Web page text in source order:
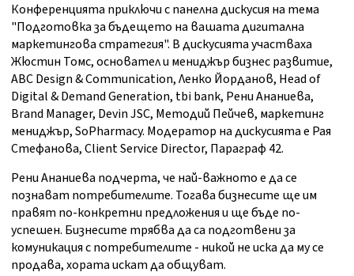
Конференцията приключи с панелна дискусия на тема
"Подготовка за бъдещето на вашата дигитална
маркетингова стратегия". В дискусията участваха
Жюстин Томс, основател и мениджър бизнес развитие,
ABC Design & Communication, Ленко Йорданов, Head of
Digital & Demand Generation, tbi bank, Рени Ананиева,
Brand Manager, Devin JSC, Методий Пейчев, маркетинг
мениджър, SoPharmacy. Модератор на дискусията е Рая
Стефанова, Client Service Director, Параграф 42.
Рени Ананиева подчерта, че най-важното е да се
познават потребителите. Тогава бизнесите ще им
правят по-конкретни предложения и ще бъде по-
успешен. Бизнесите трябва да са подготвени за
комуникация с потребителите - никой не иска да му се
продава, хората искат да общуват.